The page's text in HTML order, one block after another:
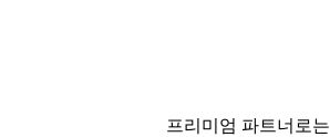
프리미엄 파트너로는